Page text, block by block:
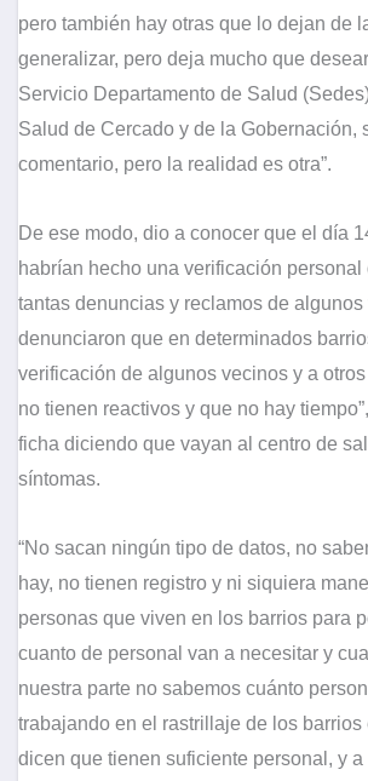
pero también hay otras que lo dejan de
generalizar, pero deja mucho que
Servicio Departamento de Salud
Salud de Cercado y de la Gobernación,
comentario, pero la realidad es otra”.
De ese modo, dio a conocer que el día
habrían hecho una verificación
tantas denuncias y reclamos de algunos
denunciaron que en determinados
verificación de algunos vecinos y a
no tienen reactivos y que no hay
ficha diciendo que vayan al centro de
síntomas.
“No sacan ningún tipo de datos, no
hay, no tienen registro y ni siquiera
personas que viven en los barrios para
cuanto de personal van a necesitar y
nuestra parte no sabemos cuánto
trabajando en el rastrillaje de los barrios
dicen que tienen suficiente personal, y